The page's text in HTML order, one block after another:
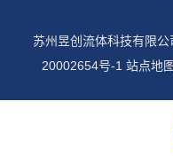
苏州昱创流体科技有限公
20002654号-1 站点地图